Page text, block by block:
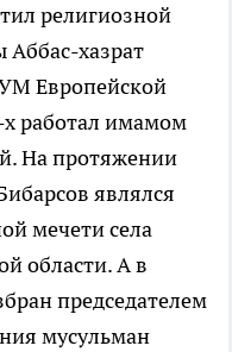
религиозной
Аббас-хазрат
Европейской
х работал имамом
На протяжении
являлся
мечети села
области. А в
председателем
мусульман